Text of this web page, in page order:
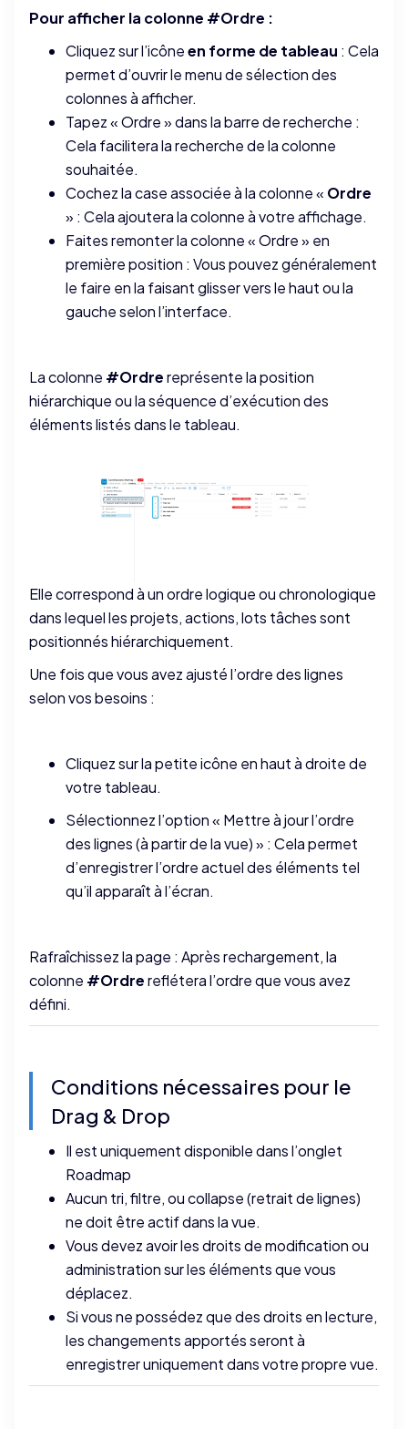
Pour afficher la colonne #Ordre :
Cliquez sur l’icôneen forme de tableau : Cela
permet d’ouvrir le menu de sélection des
colonnes à afficher.
Tapez « Ordre » dans la barre de recherche :
Cela facilitera la recherche de la colonne
souhaitée.
Cochez la case associée à la colonne « Ordre
» : Cela ajoutera la colonne à votre affichage.
Faites remonter la colonne « Ordre » en
première position : Vous pouvez généralement
le faire en la faisant glisser vers le haut ou la
gauche selon l’interface.
La colonne #Ordrereprésente la position
hiérarchique ou la séquence d’exécution des
éléments listés dans le tableau.
Elle correspond à un ordre logique ou chronologique
dans lequel les projets, actions, lots tâches sont
positionnés hiérarchiquement.
Une fois que vous avez ajusté l’ordre des lignes
selon vos besoins :
Cliquez sur la petite icône en haut à droite de
votre tableau.
Sélectionnez l’option « Mettre à jour l’ordre
des lignes (à partir de la vue) » : Cela permet
d’enregistrer l’ordre actuel des éléments tel
qu’il apparaît à l’écran.
Rafraîchissez la page : Après rechargement, la
colonne #Ordrereflétera l’ordre que vous avez
défini.
Conditions nécessaires pour le
Drag & Drop
Il est uniquement disponible dans l’onglet
Roadmap
Aucun tri, filtre, ou collapse (retrait de lignes)
ne doit être actif dans la vue.
Vous devez avoir les droits de modification ou
administration sur les éléments que vous
déplacez.
Si vous ne possédez que des droits en lecture,
les changements apportés seront à
enregistrer uniquement dans votre propre vue.